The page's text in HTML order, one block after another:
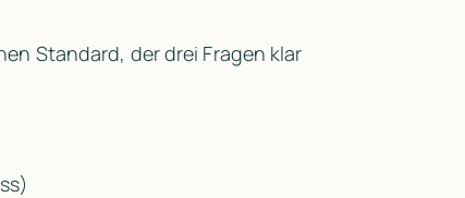
Standard, der drei Fragen klar